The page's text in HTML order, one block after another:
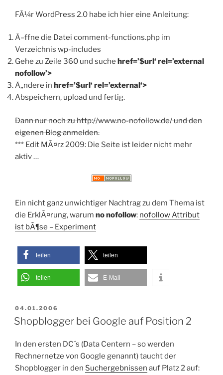
FÃ¼r WordPress 2.0 habe ich hier eine Anleitung:
Ã–ffne die Datei comment-functions.php im
Verzeichnis wp-includes
Gehe zu Zeile 360 und suche href=’$url‘ rel=’external
nofollow’>
Ã„ndere in href=’$url‘ rel=’external‘>
Abspeichern, upload und fertig.
Dann nur noch zu http://www.no-nofollow.de/ und den
eigenen Blog anmelden.
*** Edit MÃ¤rz 2009: Die Seite ist leider nicht mehr
aktiv …
Ein nicht ganz unwichtiger Nachtrag zu dem Thema ist
die ErklÃ¤rung, warum no nofollow: nofollow Attribut
ist bÃ¶se – Experiment
teilen teilen
teilen E-Mail
VERÖFFENTLICHT
AM
04.01.2006
Shopblogger bei Google auf Position 2
In den ersten DC´s (Data Centern – so werden
Rechnernetze von Google genannt) taucht der
Shopblogger in den Suchergebnissen auf Platz 2 auf: